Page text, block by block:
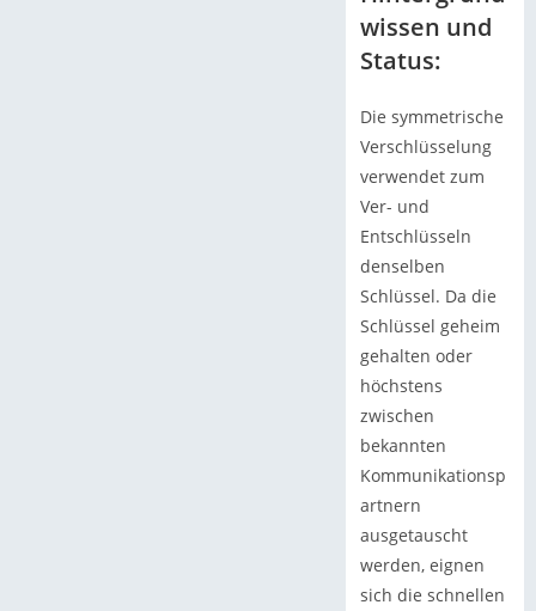
wissen und
Status:
Die symmetrische
Verschlüsselung
verwendet zum
Ver- und
Entschlüsseln
denselben
Schlüssel. Da die
Schlüssel geheim
gehalten oder
höchstens
zwischen
bekannten
Kommunikationsp
artnern
ausgetauscht
werden, eignen
sich die schnellen